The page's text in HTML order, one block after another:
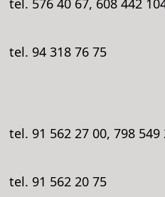
tel. 576 40 67, 608 442
tel. 94 318 76 75
tel. 91 562 27 00, 798 549
tel. 91 562 20 75